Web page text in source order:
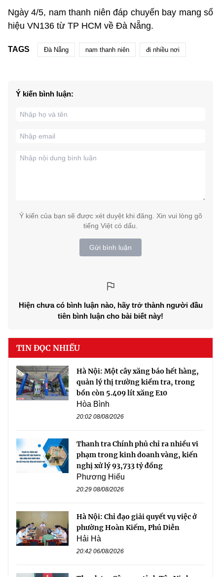
Ngày 4/5, nam thanh niên đáp chuyến bay mang số
hiệu VN136 từ TP HCM về Đà Nẵng.
TAGS Đà Nẵng nam thanh niên đi nhiều nơi
Ý kiến bình luận:
Ý kiến của bạn sẽ được xét duyệt khi đăng. Xin vui lòng gõ
tiếng Việt có dấu.
Gửi bình luận
Hiện chưa có bình luận nào, hãy trở thành người đầu
tiên bình luận cho bài biết này!
TIN ĐỌC NHIỀU
Hà Nội: Một cây xăng báo hết hàng,
quản lý thị trường kiểm tra, trong
bồn còn 5.409 lít xăng E10
Hòa Bình
20:02 08/08/2026
Thanh tra Chính phủ chỉ ra nhiều vi
phạm trong kinh doanh vàng, kiến
nghị xử lý 93,733 tỷ đồng
Phương Hiếu
20:29 08/08/2026
Hà Nội: Chỉ đạo giải quyết vụ việc ở
phường Hoàn Kiếm, Phú Diễn
Hải Hà
20:42 06/08/2026